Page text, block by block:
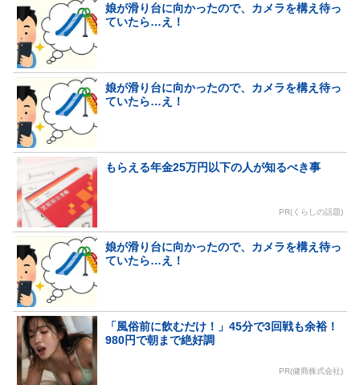
娘が滑り台に向かったので、カメラを構え待っ
ていたら…え！
娘が滑り台に向かったので、カメラを構え待っ
ていたら…え！
もらえる年金25万円以下の人が知るべき事
PR(くらしの話題)
娘が滑り台に向かったので、カメラを構え待っ
ていたら…え！
「風俗前に飲むだけ！」45分で3回戦も余裕！
980円で朝まで絶好調
PR(健商株式会社)